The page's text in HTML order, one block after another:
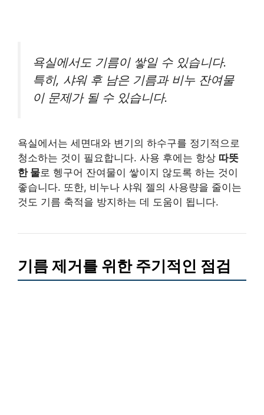
욕실에서도 기름이 쌓일 수 있습니다.
특히, 샤워 후 남은 기름과 비누 잔여물
이 문제가 될 수 있습니다.
욕실에서는 세면대와 변기의 하수구를 정기적으로
청소하는 것이 필요합니다. 사용 후에는 항상 따뜻
한 물로 헹구어 잔여물이 쌓이지 않도록 하는 것이
좋습니다. 또한, 비누나 샤워 젤의 사용량을 줄이는
것도 기름 축적을 방지하는 데 도움이 됩니다.
기름 제거를 위한 주기적인 점검